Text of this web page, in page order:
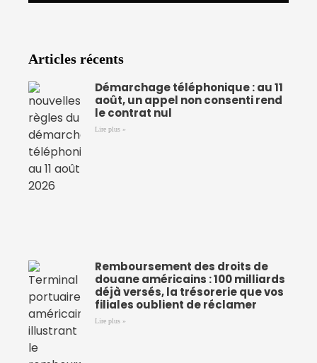
Articles récents
Démarchage téléphonique : au 11
août, un appel non consenti rend
le contrat nul
Lire plus »
Remboursement des droits de
douane américains : 100 milliards
déjà versés, la trésorerie que vos
filiales oublient de réclamer
Lire plus »